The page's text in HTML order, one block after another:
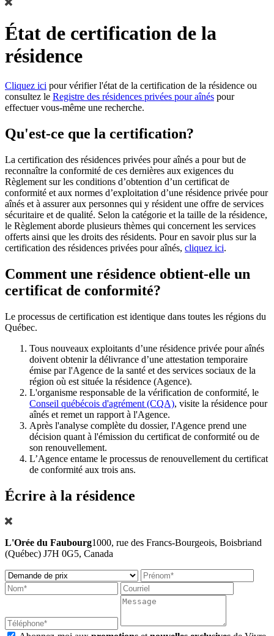
État de certification de la
résidence
Cliquez ici pour vérifier l'état de la certification de la résidence ou
consultez le Registre des résidences privées pour aînés pour
effectuer vous-même une recherche.
Qu'est-ce que la certification?
La certification des résidences privées pour aînés a pour but de
reconnaître la conformité de ces dernières aux exigences du
Règlement sur les conditions d’obtention d’un certificat de
conformité et aux normes d’exploitation d’une résidence privée pour
aînés et à assurer aux personnes qui y résident une offre de services
sécuritaire et de qualité. Selon la catégorie et la taille de la résidence,
le Règlement aborde plusieurs thèmes qui concernent les services
offerts ainsi que les droits des résidents. Pour en savoir plus sur la
certification des résidences privées pour aînés, cliquez ici.
Comment une résidence obtient-elle un
certificat de conformité?
Le processus de certification est identique dans toutes les régions du
Québec.
Tous nouveaux exploitants d’une résidence privée pour aînés
doivent obtenir la délivrance d’une attestation temporaire
émise par l'Agence de la santé et des services sociaux de la
région où est située la résidence (Agence).
L'organisme responsable de la vérification de conformité, le
Conseil québécois d'agrément (CQA), visite la résidence pour
aînés et remet un rapport à l'Agence.
Après l'analyse complète du dossier, l'Agence prend une
décision quant à l'émission du certificat de conformité ou de
son renouvellement.
L’Agence entame le processus de renouvellement du certificat
de conformité aux trois ans.
Écrire à la résidence
L'Orée du Faubourg1000, rue des Francs-Bourgeois, Boisbriand
(Québec) J7H 0G5, Canada